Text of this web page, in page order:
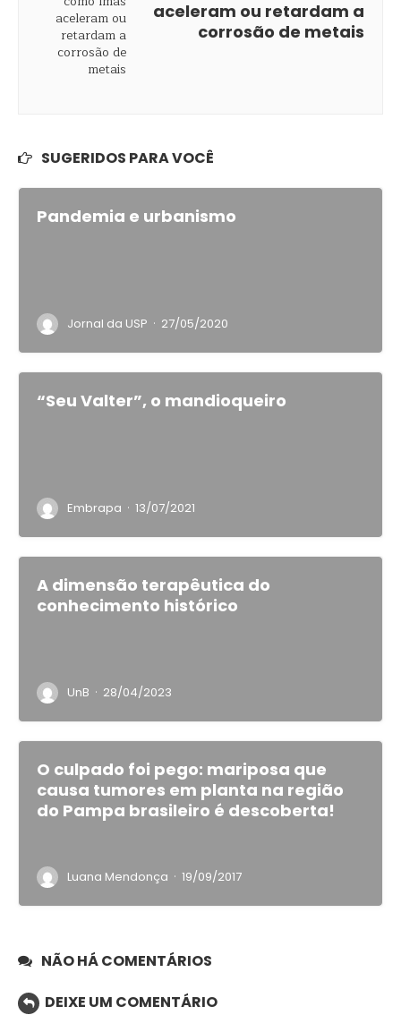
aceleram ou retardam a
corrosão de metais
SUGERIDOS PARA VOCÊ
Pandemia e urbanismo
Jornal da USP · 27/05/2020
“Seu Valter”, o mandioqueiro
Embrapa · 13/07/2021
A dimensão terapêutica do
conhecimento histórico
UnB · 28/04/2023
O culpado foi pego: mariposa que
causa tumores em planta na região
do Pampa brasileiro é descoberta!
Luana Mendonça · 19/09/2017
NÃO HÁ COMENTÁRIOS
DEIXE UM COMENTÁRIO